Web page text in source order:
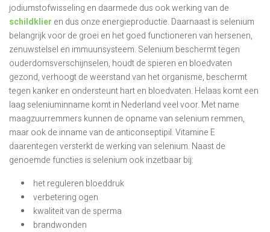
jodiumstofwisseling en daarmede dus ook werking van de
schildklier en dus onze energieproductie. Daarnaast is selenium
belangrijk voor de groei en het goed functioneren van hersenen,
zenuwstelsel en immuunsysteem. Selenium beschermt tegen
ouderdomsverschijnselen, houdt de spieren en bloedvaten
gezond, verhoogt de weerstand van het organisme, beschermt
tegen kanker en ondersteunt hart en bloedvaten. Helaas komt een
laag seleniuminname komt in Nederland veel voor. Met name
maagzuurremmers kunnen de opname van selenium remmen,
maar ook de inname van de anticonseptipil. Vitamine E
daarentegen versterkt de werking van selenium. Naast de
genoemde functies is selenium ook inzetbaar bij:
het reguleren bloeddruk
verbetering ogen
kwaliteit van de sperma
brandwonden